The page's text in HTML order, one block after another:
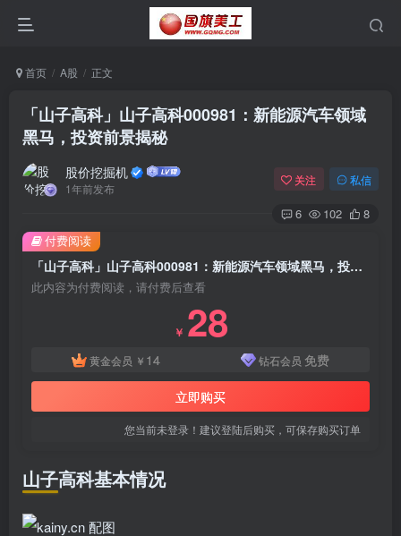
首页 A股 正文
「山子高科」山子高科000981：新能源汽车领域
黑马，投资前景揭秘
股价挖掘机
1年前发布
关注 私信
6 102 8
「山子高科」山子高科000981：新能源汽车领域黑马，投资前景揭秘
此内容为付费阅读，请付费后查看
￥ 28
黄金会员 ￥ 14 钻石会员 免费
立即购买
您当前未登录！建议登陆后购买，可保存购买订单
付费阅读
山子高科基本情况